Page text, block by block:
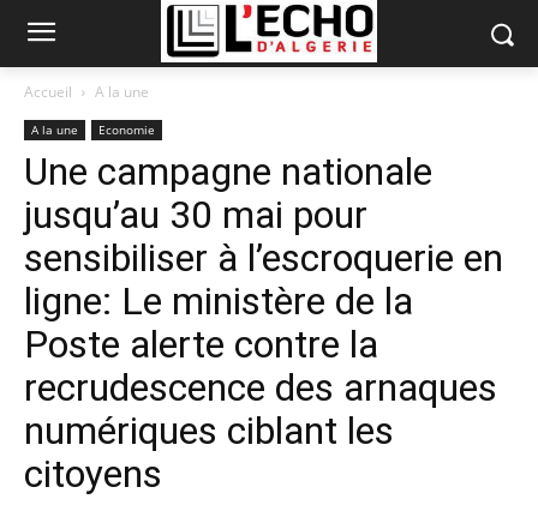
Accueil A la une
A la une Economie
Une campagne nationale
jusqu’au 30 mai pour
sensibiliser à l’escroquerie en
ligne: Le ministère de la
Poste alerte contre la
recrudescence des arnaques
numériques ciblant les
citoyens